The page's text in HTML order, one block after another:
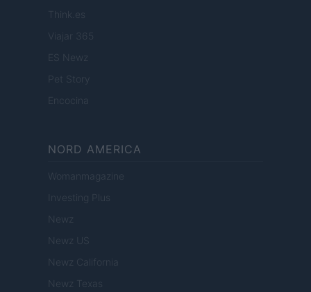
Think.es
Viajar 365
ES Newz
Pet Story
Encocina
NORD AMERICA
Womanmagazine
Investing Plus
Newz
Newz US
Newz California
Newz Texas